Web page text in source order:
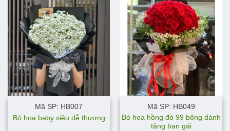
Mã SP: HB007
Bó hoa baby siêu dễ thương
Mã SP: HB049
Bó hoa hồng đỏ 99 bông dành
tặng bạn gái